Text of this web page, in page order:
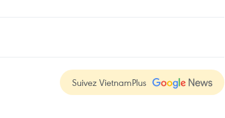
Suivez VietnamPlus